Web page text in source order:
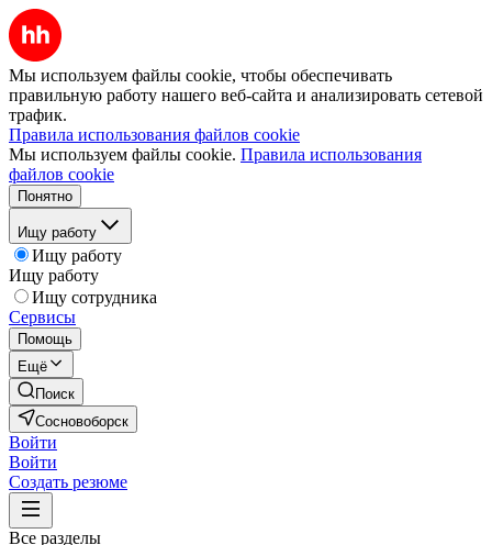
Мы используем файлы cookie, чтобы обеспечивать
правильную работу нашего веб-сайта и анализировать сетевой
трафик.
Правила использования файлов cookie
Мы используем файлы cookie. Правила использования
файлов cookie
Понятно
Ищу работу
Ищу работу
Ищу работу
Ищу сотрудника
Сервисы
Помощь
Ещё
Поиск
Сосновоборск
Войти
Войти
Создать резюме
Все разделы